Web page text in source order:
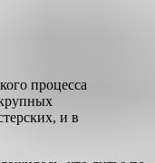
процесса
и в